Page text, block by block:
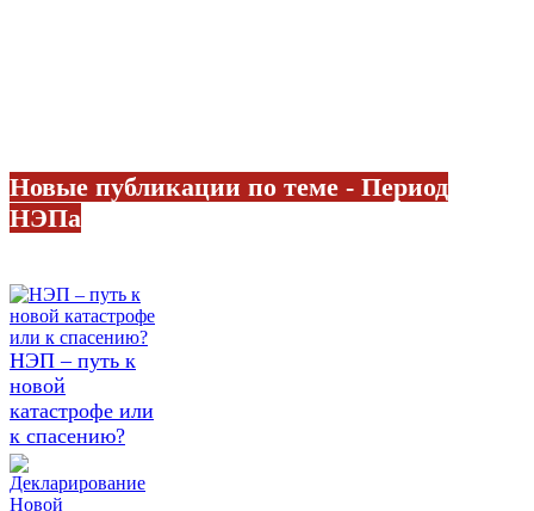
Новые публикации по теме - Период
НЭПа
НЭП – путь к
новой
катастрофе или
к спасению?